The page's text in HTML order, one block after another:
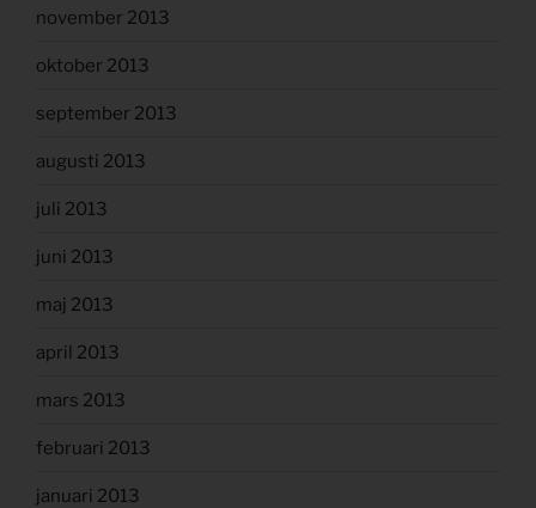
november 2013
oktober 2013
september 2013
augusti 2013
juli 2013
juni 2013
maj 2013
april 2013
mars 2013
februari 2013
januari 2013